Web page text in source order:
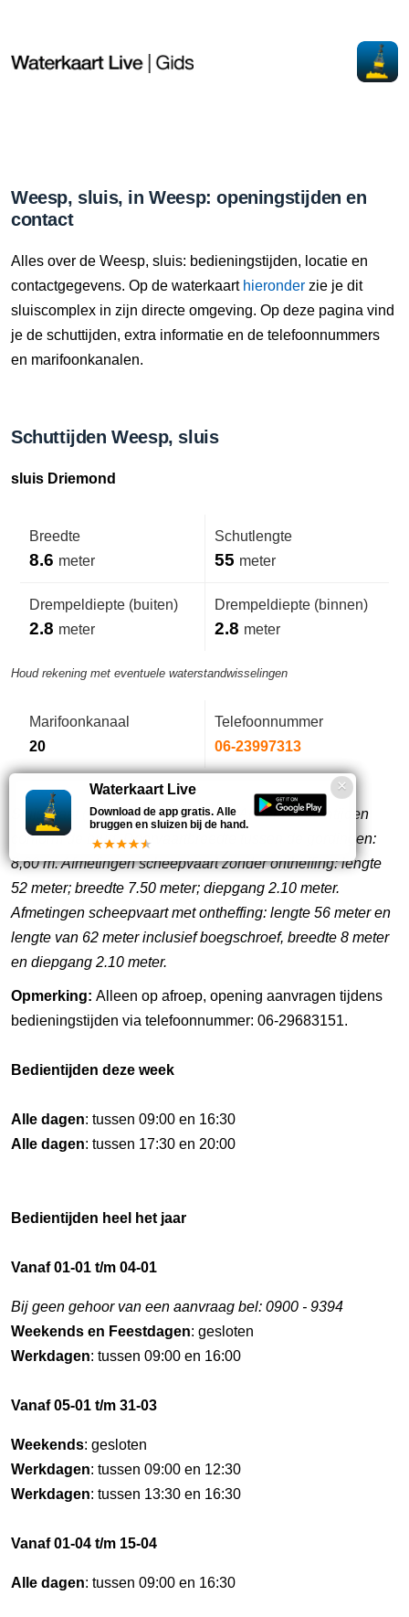
Weesp, sluis, in Weesp: openingstijden en
contact
Alles over de Weesp, sluis: bedieningstijden, locatie en
contactgegevens. Op de waterkaart hieronder zie je dit
sluiscomplex in zijn directe omgeving. Op deze pagina vind
je de schuttijden, extra informatie en de telefoonnummers
en marifoonkanalen.
Schuttijden Weesp, sluis
sluis Driemond
Breedte
8.6 meter
Schutlengte
55 meter
Drempeldiepte (buiten)
2.8 meter
Drempeldiepte (binnen)
2.8 meter
Houd rekening met eventuele waterstandwisselingen
Marifoonkanaal
20
Telefoonnummer
06-23997313
Sluis staat (in het algemeen) open. Anders bedientijden
conform de brug. Doorvaartbreedte tussen de gordingen:
8,60 m. Afmetingen scheepvaart zonder ontheffing: lengte
52 meter; breedte 7.50 meter; diepgang 2.10 meter.
Afmetingen scheepvaart met ontheffing: lengte 56 meter en
lengte van 62 meter inclusief boegschroef, breedte 8 meter
en diepgang 2.10 meter.
Opmerking: Alleen op afroep, opening aanvragen tijdens
bedieningstijden via telefoonnummer: 06-29683151.
Bedientijden deze week
Alle dagen: tussen 09:00 en 16:30
Alle dagen: tussen 17:30 en 20:00
Bedientijden heel het jaar
Vanaf 01-01 t/m 04-01
Bij geen gehoor van een aanvraag bel: 0900 - 9394
Weekends en Feestdagen: gesloten
Werkdagen: tussen 09:00 en 16:00
Vanaf 05-01 t/m 31-03
Weekends: gesloten
Werkdagen: tussen 09:00 en 12:30
Werkdagen: tussen 13:30 en 16:30
Vanaf 01-04 t/m 15-04
Alle dagen: tussen 09:00 en 16:30
Waterkaart Live
Download de app gratis. Alle
bruggen en sluizen bij de hand.